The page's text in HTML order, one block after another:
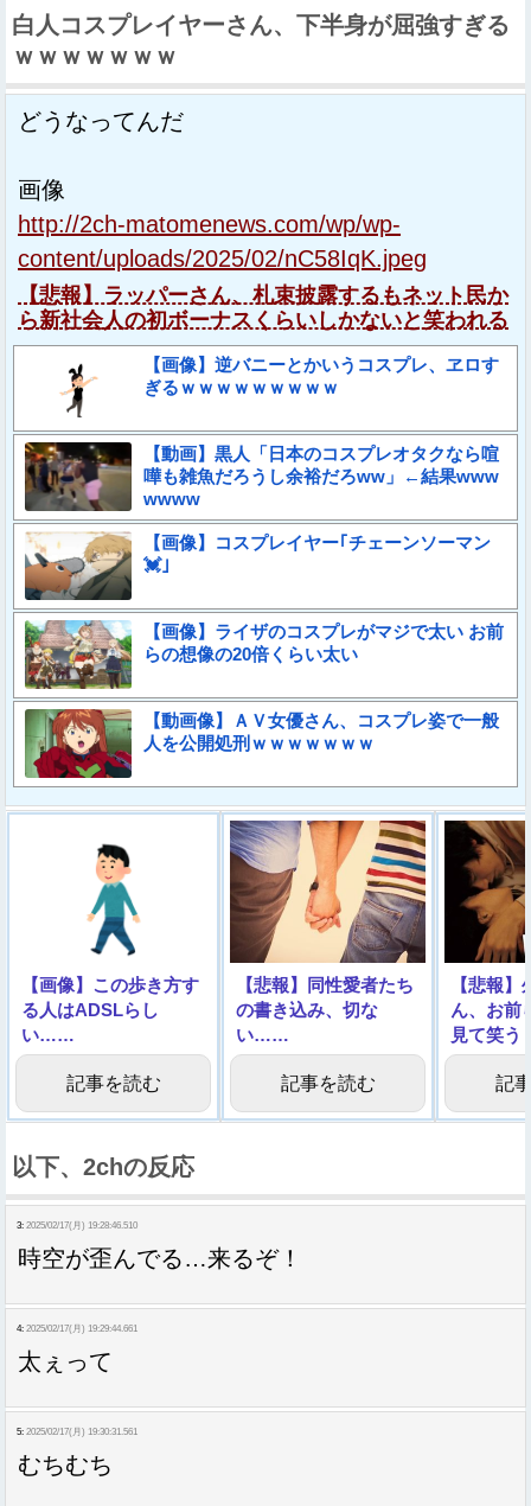
白人コスプレイヤーさん、下半身が屈強すぎる
ｗｗｗｗｗｗｗ
どうなってんだ
画像
http://2ch-matomenews.com/wp/wp-
content/uploads/2025/02/nC58IqK.jpeg
【悲報】ラッパーさん、札束披露するもネット民か
ら新社会人の初ボーナスくらいしかないと笑われる
【画像】逆バニーとかいうコスプレ、ヱロす
ぎるｗｗｗｗｗｗｗｗｗ
【動画】黒人「日本のコスプレオタクなら喧
嘩も雑魚だろうし余裕だろww」←結果www
wwww
【画像】コスプレイヤー｢チェーンソーマン
💓｣
【画像】ライザのコスプレがマジで太い お前
らの想像の20倍くらい太い
【動画像】ＡＶ女優さん、コスプレ姿で一般
人を公開処刑ｗｗｗｗｗｗｗ
【画像】この歩き方す
る人はADSLらし
い……
記事を読む
【悲報】同性愛者たち
の書き込み、切な
い……
記事を読む
【悲報
ん、お前
見て笑う
記
以下、2chの反応
3: 2025/02/17(月) 19:28:46.510
時空が歪んでる…来るぞ！
4: 2025/02/17(月) 19:29:44.661
太ぇって
5: 2025/02/17(月) 19:30:31.561
むちむち